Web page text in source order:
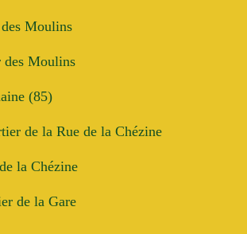
Moulins
des Moulins
(85)
de la Rue de la Chézine
la Chézine
de la Gare